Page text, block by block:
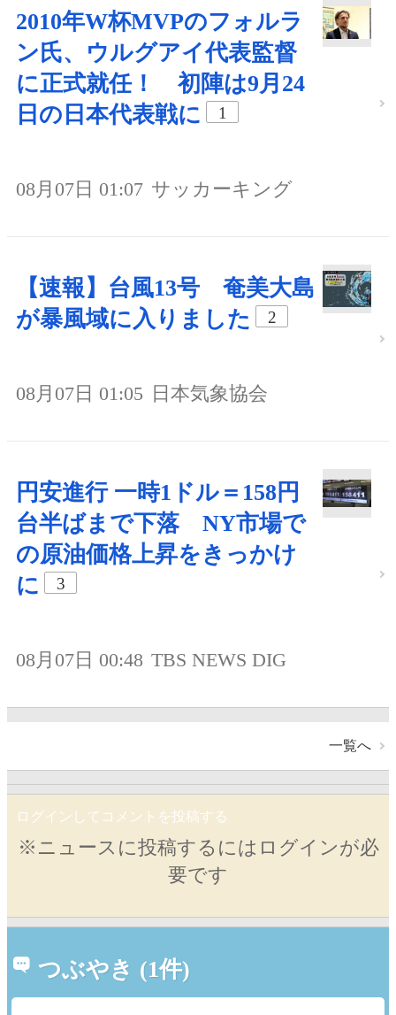
2010年W杯MVPのフォルラ
ン氏、ウルグアイ代表監督
に正式就任！ 初陣は9月24
日の日本代表戦に
1
08月07日 01:07 サッカーキング
【速報】台風13号 奄美大島
が暴風域に入りました
2
08月07日 01:05 日本気象協会
円安進行 一時1ドル＝158円
台半ばまで下落 NY市場で
の原油価格上昇をきっかけ
に
3
08月07日 00:48 TBS NEWS DIG
一覧へ
ログインしてコメントを投稿する
※ニュースに投稿するにはログインが必
要です
つぶやき (1件)